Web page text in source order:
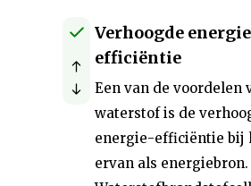
Verhoogde
efficiëntie
Een van de voordelen
waterstof is de
energie-efficiëntie bij
ervan als energiebron.